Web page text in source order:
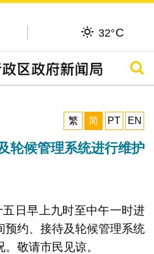
32°C
搜寻
繁
简 PT EN
轮候管理系统进行维护
日早上九时至中午一时进
预约、接待及轮候管理系统
敬请市民见谅。